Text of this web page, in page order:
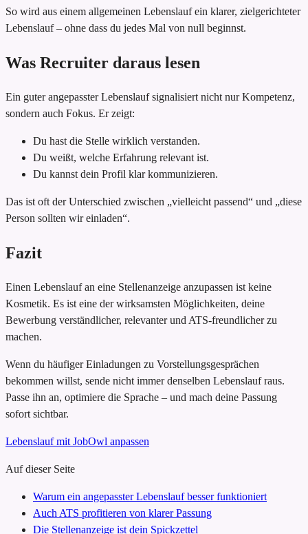
So wird aus einem allgemeinen Lebenslauf ein klarer, zielgerichteter
Lebenslauf – ohne dass du jedes Mal von null beginnst.
Was Recruiter daraus lesen
Ein guter angepasster Lebenslauf signalisiert nicht nur Kompetenz,
sondern auch Fokus. Er zeigt:
Du hast die Stelle wirklich verstanden.
Du weißt, welche Erfahrung relevant ist.
Du kannst dein Profil klar kommunizieren.
Das ist oft der Unterschied zwischen „vielleicht passend“ und „diese
Person sollten wir einladen“.
Fazit
Einen Lebenslauf an eine Stellenanzeige anzupassen ist keine
Kosmetik. Es ist eine der wirksamsten Möglichkeiten, deine
Bewerbung verständlicher, relevanter und ATS-freundlicher zu
machen.
Wenn du häufiger Einladungen zu Vorstellungsgesprächen
bekommen willst, sende nicht immer denselben Lebenslauf raus.
Passe ihn an, optimiere die Sprache – und mach deine Passung
sofort sichtbar.
Lebenslauf mit JobOwl anpassen
Auf dieser Seite
Warum ein angepasster Lebenslauf besser funktioniert
Auch ATS profitieren von klarer Passung
Die Stellenanzeige ist dein Spickzettel